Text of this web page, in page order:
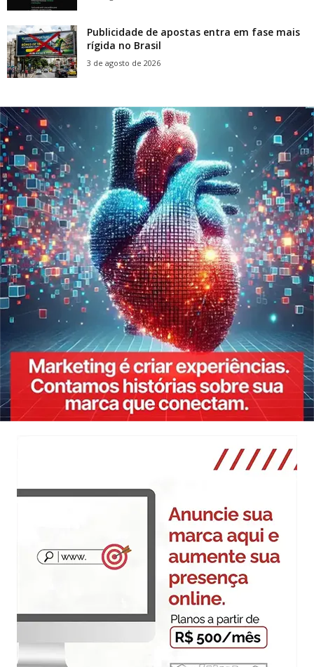
Publicidade de apostas entra em fase mais
rígida no Brasil
3 de agosto de 2026